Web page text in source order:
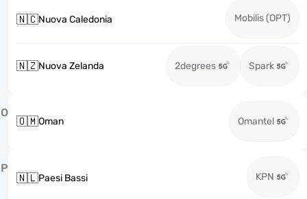
🇳🇨Nuova Caledonia Mobilis (OPT)
🇳🇿Nuova Zelanda 2degrees Spark
O
🇴🇲Oman Omantel
P
🇳🇱Paesi Bassi KPN